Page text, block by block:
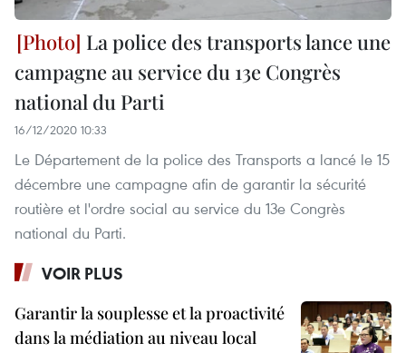
La police des transports lance une
campagne au service du 13e Congrès
national du Parti
16/12/2020 10:33
Le Département de la police des Transports a lancé le 15
décembre une campagne afin de garantir la sécurité
routière et l'ordre social au service du 13e Congrès
national du Parti.
VOIR PLUS
Garantir la souplesse et la proactivité
dans la médiation au niveau local